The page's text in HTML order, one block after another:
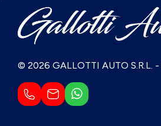
© 2026 GALLOTTI AUTO S.R.L. -